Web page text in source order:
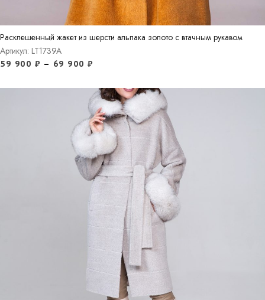
Расклешенный жакет из шерсти альпака золото с втачным рукавом
Артикул: LT1739A
59 900 ₽ – 69 900 ₽